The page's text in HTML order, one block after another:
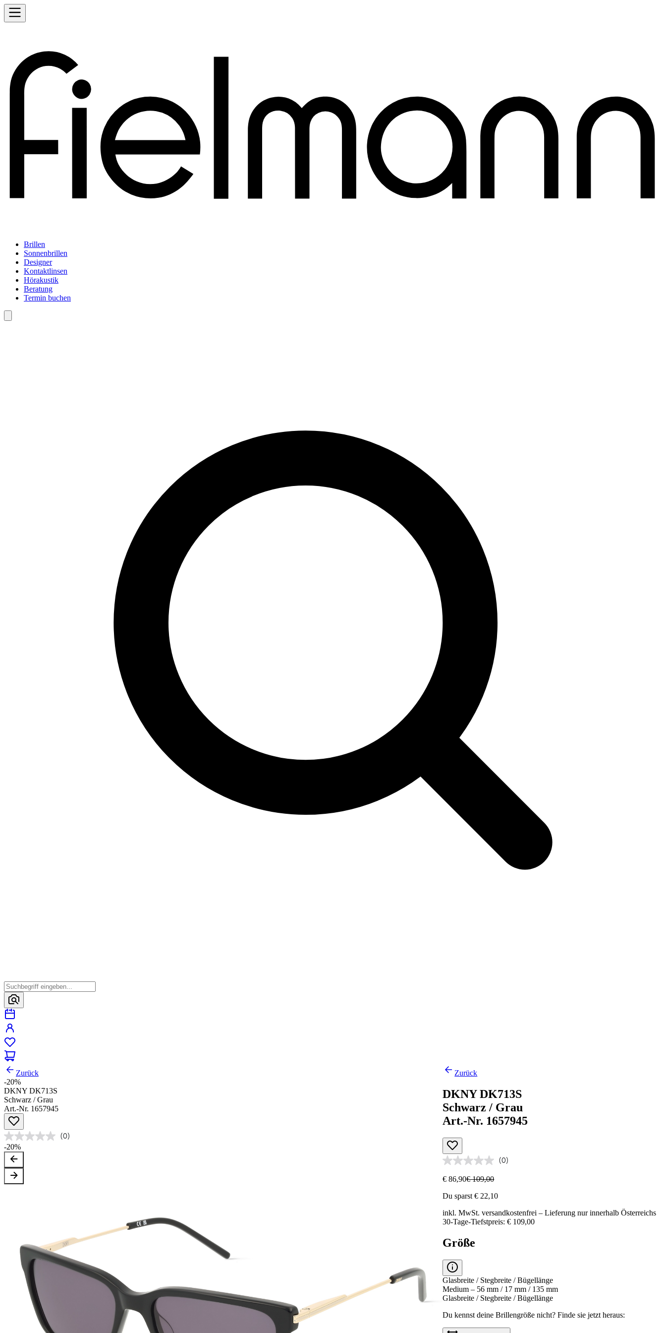
Brillen
Sonnenbrillen
Designer
Kontaktlinsen
Hörakustik
Beratung
Termin buchen
Zurück
-20%
DKNY DK713S
Schwarz / Grau
Art.-Nr. 1657945
(0)
-20%
Zurück
DKNY DK713S
Schwarz / Grau
Art.-Nr. 1657945
(0)
€ 86,90€ 109,00
Du sparst € 22,10
inkl. MwSt.versandkostenfrei – Lieferung nur innerhalb Österreichs
30-Tage-Tiefstpreis: € 109,00
Größe
Glasbreite / Stegbreite / Bügellänge
Medium – 56 mm / 17 mm / 135 mm
Glasbreite / Stegbreite / Bügellänge
Du kennst deine Brillengröße nicht?Finde sie jetzt heraus: